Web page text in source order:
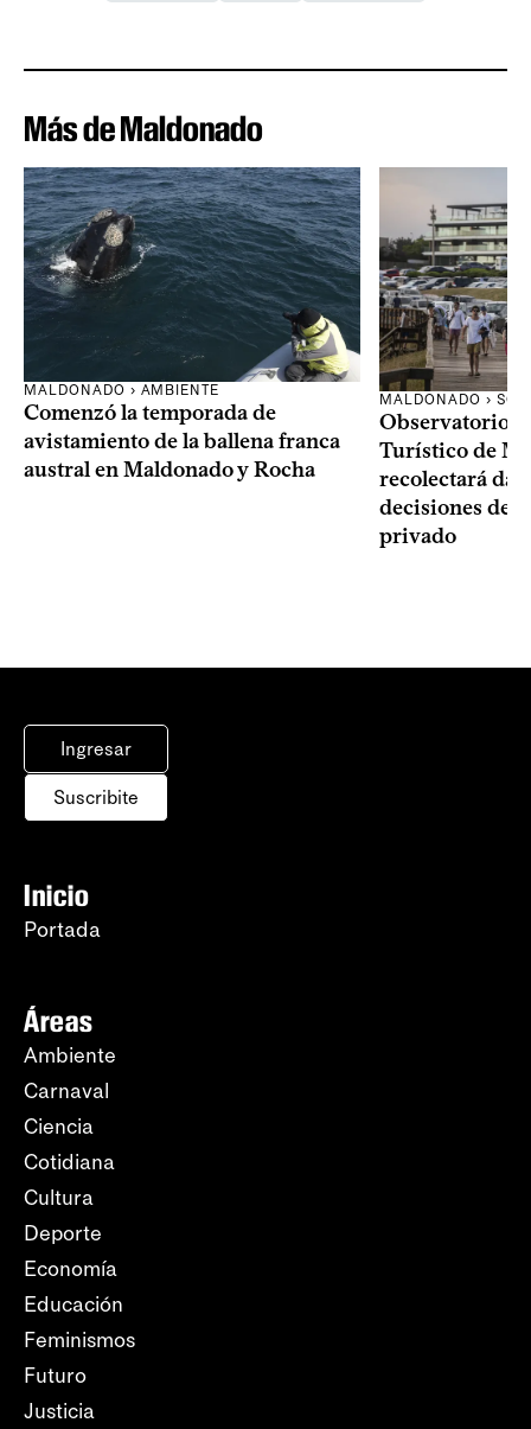
Más de Maldonado
MALDONADO › AMBIENTE
Comenzó la temporada de
avistamiento de la ballena franca
austral en Maldonado y Rocha
MALDONADO ›
Observatorio
Turístico de
recolectará
decisiones del
privado
Ingresar
Suscribite
Inicio
Portada
Áreas
Ambiente
Carnaval
Ciencia
Cotidiana
Cultura
Deporte
Economía
Educación
Feminismos
Futuro
Justicia